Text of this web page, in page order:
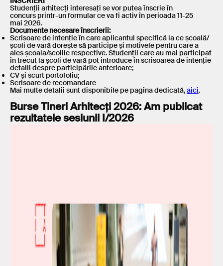
Studenții arhitecți interesați se vor putea înscrie în
concurs printr-un formular ce va fi activ în perioada 11-25
mai 2026.
Documente necesare înscrierii:
Scrisoare de intenție în care aplicantul specifică la ce școală/
școli de vară dorește să participe și motivele pentru care a
ales școala/școlile respective. Studenții care au mai participat
în trecut la școli de vară pot introduce în scrisoarea de intenție
detalii despre participările anterioare;
CV și scurt portofoliu;
Scrisoare de recomandare
Mai multe detalii sunt disponibile pe pagina dedicată,aici.
Burse Tineri Arhitecți 2026: Am publicat
rezultatele sesiunii I/2026